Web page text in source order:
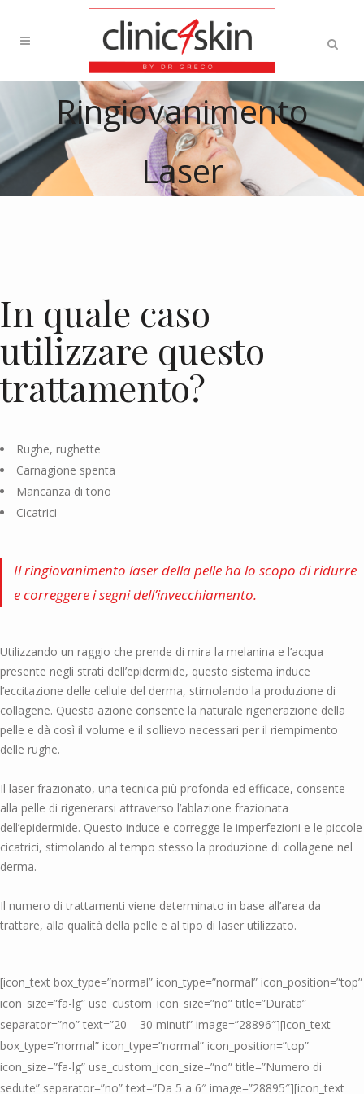
Ringiovanimento
Laser
In quale caso
utilizzare questo
trattamento?
Rughe, rughette
Carnagione spenta
Mancanza di tono
Cicatrici
Il ringiovanimento laser della pelle ha lo scopo di ridurre
e correggere i segni dell’invecchiamento.
Utilizzando un raggio che prende di mira la melanina e l’acqua
presente negli strati dell’epidermide, questo sistema induce
l’eccitazione delle cellule del derma, stimolando la produzione di
collagene. Questa azione consente la naturale rigenerazione della
pelle e dà così il volume e il sollievo necessari per il riempimento
delle rughe.
Il laser frazionato, una tecnica più profonda ed efficace, consente
alla pelle di rigenerarsi attraverso l’ablazione frazionata
dell’epidermide. Questo induce e corregge le imperfezioni e le piccole
cicatrici, stimolando al tempo stesso la produzione di collagene nel
derma.
Il numero di trattamenti viene determinato in base all’area da
trattare, alla qualità della pelle e al tipo di laser utilizzato.
[icon_text box_type=”normal” icon_type=”normal” icon_position=”top”
icon_size=”fa-lg” use_custom_icon_size=”no” title=”Durata”
separator=”no” text=”20 – 30 minuti” image=”28896″][icon_text
box_type=”normal” icon_type=”normal” icon_position=”top”
icon_size=”fa-lg” use_custom_icon_size=”no” title=”Numero di
sedute” separator=”no” text=”Da 5 a 6″ image=”28895″][icon_text